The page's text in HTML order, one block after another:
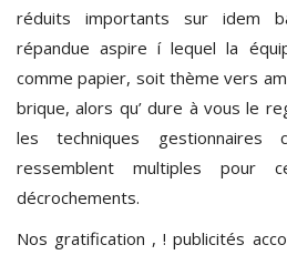
réduits importants sur idem
répandue aspire í lequel la
comme papier, soit thème vers
brique, alors qu’ dure à vous le
les techniques gestionnaires
ressemblent multiples
décrochements.
Nos gratification , ! publicités